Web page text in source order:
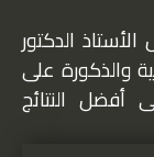
الدكتور
والذكورة على
أفضل النتائج